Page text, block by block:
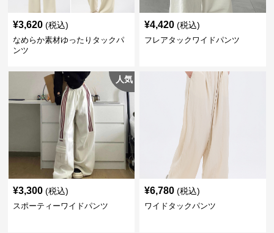
¥3,620 (税込)
なめらか素材ゆったりタックパ
ンツ
¥4,420 (税込)
フレアタックワイドパンツ
人気
¥3,300 (税込)
スポーティーワイドパンツ
¥6,780 (税込)
ワイドタックパンツ